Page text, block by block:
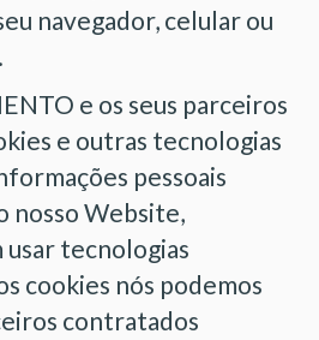
navegador, celular ou
e os seus parceiros
e outras tecnologias
pessoais
nosso Website,
usar tecnologias
cookies nós podemos
contratados